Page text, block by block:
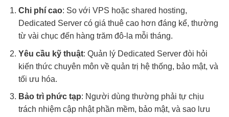
Chi phí cao: So với VPS hoặc shared hosting,
Dedicated Server có giá thuê cao hơn đáng kể, thường
từ vài chục đến hàng trăm đô-la mỗi tháng.
Yêu cầu kỹ thuật: Quản lý Dedicated Server đòi hỏi
kiến thức chuyên môn về quản trị hệ thống, bảo mật, và
tối ưu hóa.
Bảo trì phức tạp: Người dùng thường phải tự chịu
trách nhiệm cập nhật phần mềm, bảo mật, và sao lưu